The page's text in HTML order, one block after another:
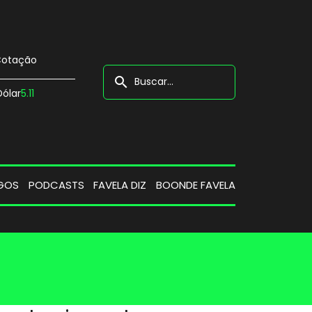
5.11
search
PODCASTS FAVELA DIZ BOONDE FAVELA